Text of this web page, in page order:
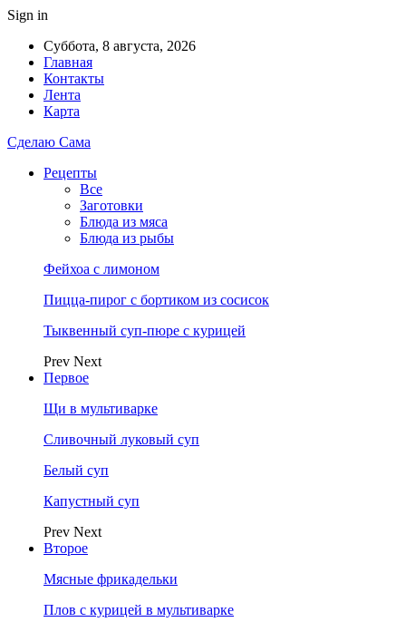
Sign in
Суббота, 8 августа, 2026
Главная
Контакты
Лента
Карта
Сделаю Сама
Рецепты
Все
Заготовки
Блюда из мяса
Блюда из рыбы
Фейхоа с лимоном
Пицца-пирог с бортиком из сосисок
Тыквенный суп-пюре с курицей
Prev Next
Первое
Щи в мультиварке
Сливочный луковый суп
Белый суп
Капустный суп
Prev Next
Второе
Мясные фрикадельки
Плов с курицей в мультиварке